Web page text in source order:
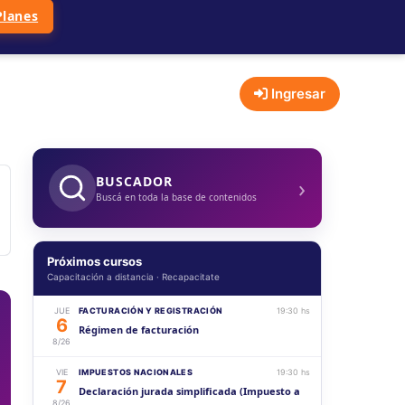
Ingresar
BUSCADOR
Buscá en toda la base de contenidos ›
Próximos cursos
Capacitación a distancia · Recapacitate
JUE
6
8/26
FACTURACIÓN Y REGISTRACIÓN 19:30 hs
Régimen de facturación
VIE
7
8/26
IMPUESTOS NACIONALES 19:30 hs
Declaración jurada simplificada (Impuesto a